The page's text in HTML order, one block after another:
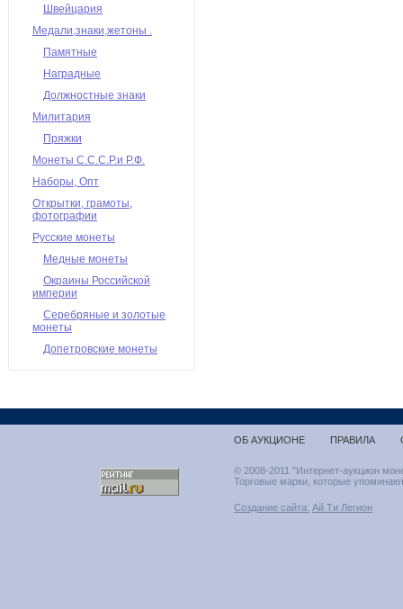
Швейцария
Медали,знаки,жетоны .
Памятные
Наградные
Должностные знаки
Милитария
Пряжки
Монеты С.С.С.Р.и Р.Ф.
Наборы, Опт
Открытки, грамоты,
фотографии
Русские монеты
Медные монеты
Окраины Российской
империи
Серебряные и золотые
монеты
Допетровские монеты
ОБ АУКЦИОНЕ ПРАВИЛА
© 2008-2011 "Интернет-аукцион
Торговые марки, которые
Создание сайта: Ай Ти Легион